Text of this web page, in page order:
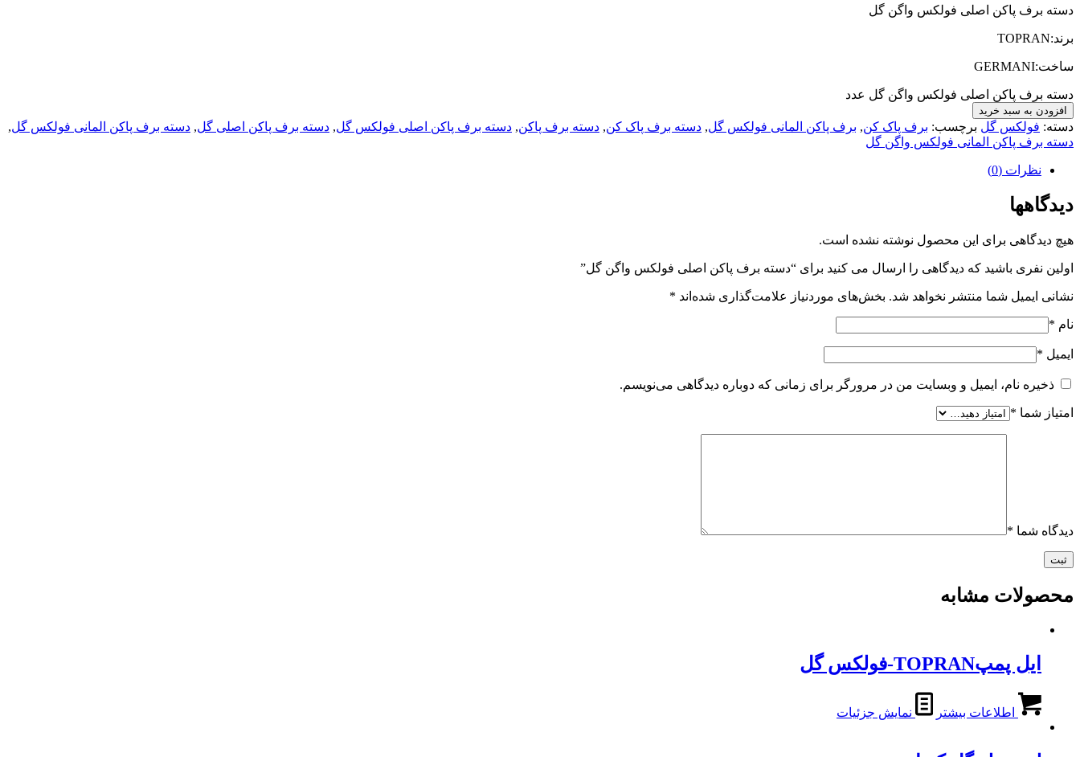
دسته برف پاکن اصلی فولکس واگن گل
برند:TOPRAN
ساخت:GERMANI
دسته برف پاکن اصلی فولکس واگن گل عدد
افزودن به سبد خرید
دسته: فولکس گل برچسب: برف پاک کن, برف پاکن المانی فولکس گل, دسته برف پاک کن, دسته برف پاکن, دسته برف پاکن اصلی فولکس گل, دسته برف پاکن اصلی گل, دسته برف پاکن المانی فولکس گل,
دسته برف پاکن المانی فولکس واگن گل
نظرات (0)
دیدگاهها
هیچ دیدگاهی برای این محصول نوشته نشده است.
اولین نفری باشید که دیدگاهی را ارسال می کنید برای “دسته برف پاکن اصلی فولکس واگن گل”
نشانی ایمیل شما منتشر نخواهد شد. بخش‌های موردنیاز علامت‌گذاری شده‌اند *
نام *
ایمیل *
ذخیره نام، ایمیل و وبسایت من در مرورگر برای زمانی که دوباره دیدگاهی می‌نویسم.
امتیاز شما *
دیدگاه شما *
محصولات مشابه
ایل پمپTOPRAN-فولکس گل
اطلاعات بیشتر نمایش جزئیات